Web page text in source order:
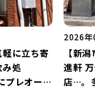
軽に立ち寄
み処
プレオープ
2026年
【新
進軒
店…。